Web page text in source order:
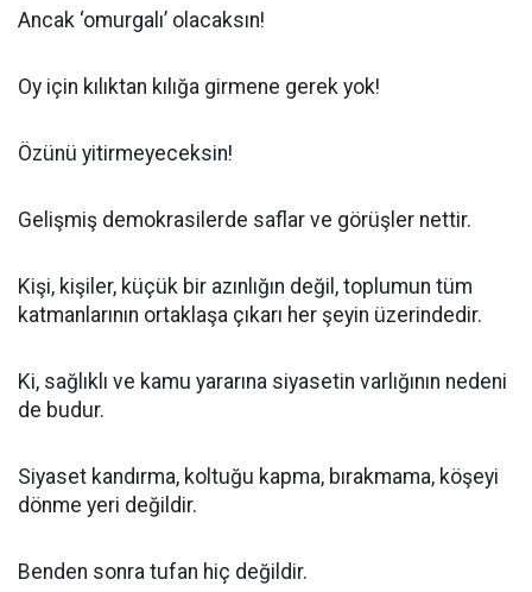
Ancak ‘omurgalı’ olacaksın!
Oy için kılıktan kılığa girmene gerek yok!
Özünü yitirmeyeceksin!
Gelişmiş demokrasilerde saflar ve görüşler nettir.
Kişi, kişiler, küçük bir azınlığın değil, toplumun tüm
katmanlarının ortaklaşa çıkarı her şeyin üzerindedir.
Ki, sağlıklı ve kamu yararına siyasetin varlığının nedeni
de budur.
Siyaset kandırma, koltuğu kapma, bırakmama, köşeyi
dönme yeri değildir.
Benden sonra tufan hiç değildir.